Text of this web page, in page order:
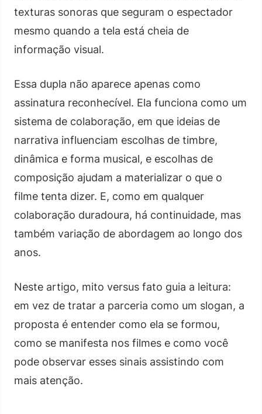
texturas sonoras que seguram o espectador
mesmo quando a tela está cheia de
informação visual.
Essa dupla não aparece apenas como
assinatura reconhecível. Ela funciona como um
sistema de colaboração, em que ideias de
narrativa influenciam escolhas de timbre,
dinâmica e forma musical, e escolhas de
composição ajudam a materializar o que o
filme tenta dizer. E, como em qualquer
colaboração duradoura, há continuidade, mas
também variação de abordagem ao longo dos
anos.
Neste artigo, mito versus fato guia a leitura:
em vez de tratar a parceria como um slogan, a
proposta é entender como ela se formou,
como se manifesta nos filmes e como você
pode observar esses sinais assistindo com
mais atenção.